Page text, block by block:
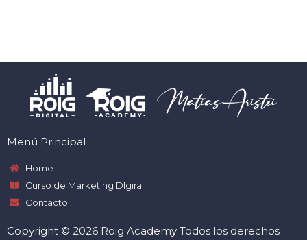
Menú Principal
Home
Curso de Marketing DIgiral
Contacto
Copyright © 2026 Roig Academy Todos los derechos